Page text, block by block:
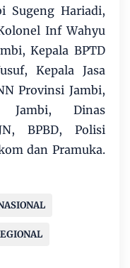
Sugeng Hariadi,
Inf Wahyu
Kepala BPTD
Kepala Jasa
Provinsi Jambi,
Jambi, Dinas
BPBD, Polisi
dan Pramuka.